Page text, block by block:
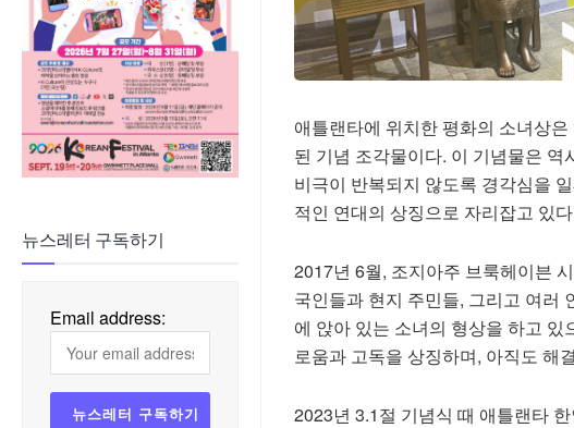
뉴스레터 구독하기
Email address:
애틀랜타에 위치한 평화의 소녀상
된 기념 조각물이다. 이 기념물은
비극이 반복되지 않도록 경각심을
적인 연대의 상징으로 자리잡고 있
2017년 6월, 조지아주 브룩헤이븐
국인들과 현지 주민들, 그리고 여러
에 앉아 있는 소녀의 형상을 하고
로움과 고독을 상징하며, 아직도 해
2023년 3.1절 기념식 때 애틀랜타